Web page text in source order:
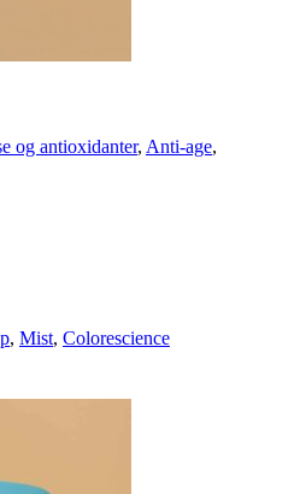
og antioxidanter, Anti-age,
, Mist, Colorescience